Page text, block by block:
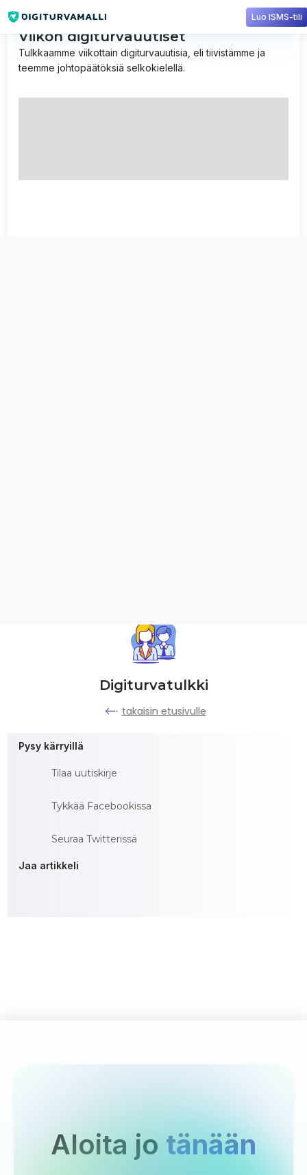
Digiturvatulkki
takaisin etusivulle
Pysy kärryillä
Tilaa uutiskirje
Tykkää Facebookissa
Seuraa Twitterissä
Jaa artikkeli
Viikon digiturvauutiset
Tulkkaamme viikottain digiturvauutisia, eli tiivistämme ja
teemme johtopäätöksiä selkokielellä.
Luo ISMS-tili
Aloita jo tänään